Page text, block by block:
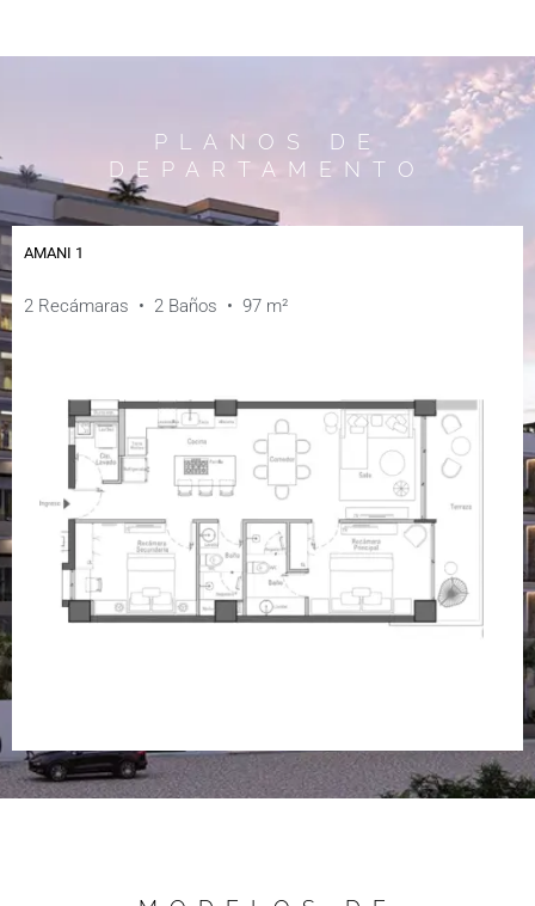
PLANOS DE
DEPARTAMENTO
AMANI 1
2 Recámaras • 2 Baños • 97 m²